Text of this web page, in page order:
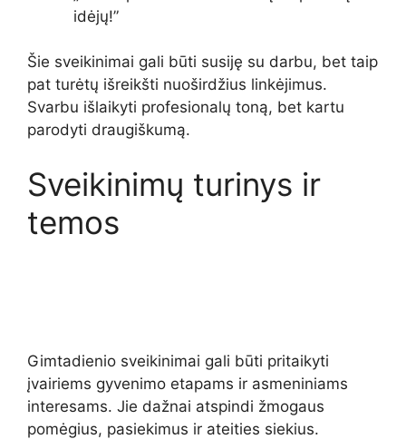
idėjų!”
Šie sveikinimai gali būti susiję su darbu, bet taip
pat turėtų išreikšti nuoširdžius linkėjimus.
Svarbu išlaikyti profesionalų toną, bet kartu
parodyti draugiškumą.
Sveikinimų turinys ir
temos
Gimtadienio sveikinimai gali būti pritaikyti
įvairiems gyvenimo etapams ir asmeniniams
interesams. Jie dažnai atspindi žmogaus
pomėgius, pasiekimus ir ateities siekius.